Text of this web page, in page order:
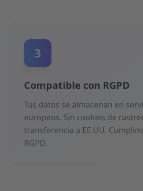
3
Compatible con RGPD
Tus datos se almacenan en
europeos. Sin cookies de
transferencia a EE.UU.
RGPD.